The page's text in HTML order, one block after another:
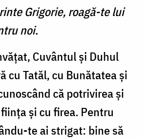
Grigorie, roagă-te lui
noi.
Cuvântul şi Duhul
cu Tatăl, cu Bunătatea şi
că potrivirea şi
şi cu firea. Pentru
te ai strigat: bine să